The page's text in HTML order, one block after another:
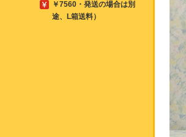
￥7560・発送の場合は別
途、L箱送料）